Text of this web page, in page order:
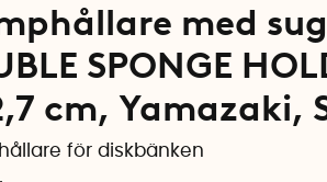
med
SPONGE
cm, Yamazaki,
för diskbänken